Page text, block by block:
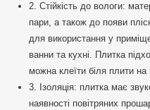
2. Стійкість до вологи:
пари, а також до появи
для використання у
ванни та кухні. Плитка
можна клеїти біля плити
3. Ізоляція: плитка має
наявності повітряних